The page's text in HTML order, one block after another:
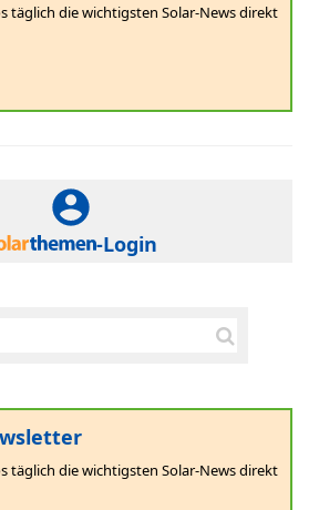
täglich die wichtigsten Solar-News direkt
-Login
täglich die wichtigsten Solar-News direkt